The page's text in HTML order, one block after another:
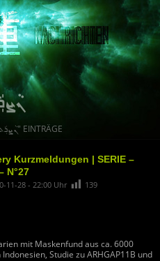
LISTE ALLER "ܢܵܨܪܲܬ" EINTRÄGE
Kurzmeldungen | SERIE –
N°27
11-28 - 22:00 Uhr 139
mit Maskenfund aus ca. 6000
Studie zu ARHGAP11B und